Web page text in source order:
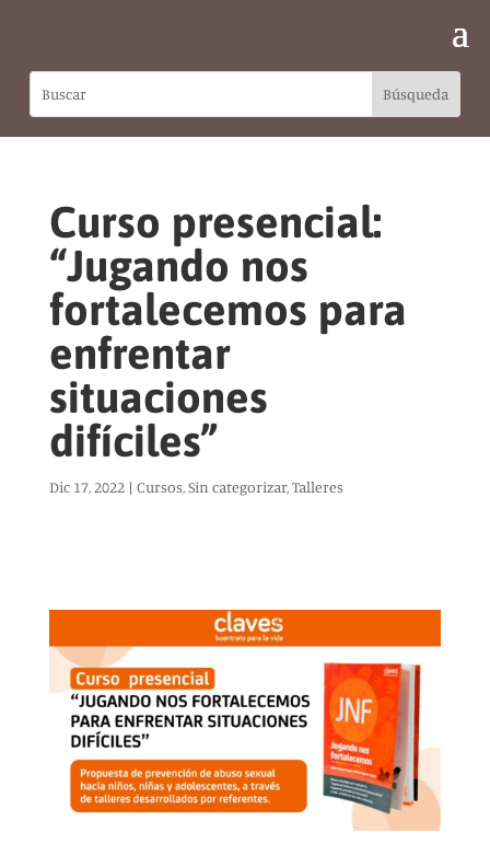
Curso presencial:
“Jugando nos
fortalecemos para
enfrentar
situaciones
difíciles”
Dic 17, 2022| Cursos,Sin categorizar,Talleres